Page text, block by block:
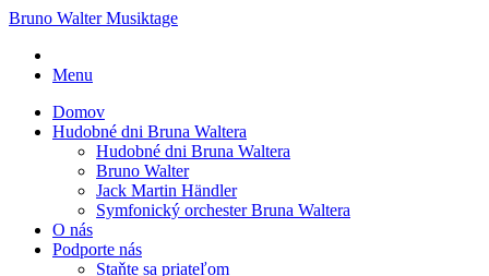
Bruno Walter Musiktage
Menu
Domov
Hudobné dni Bruna Waltera
Hudobné dni Bruna Waltera
Bruno Walter
Jack Martin Händler
Symfonický orchester Bruna Waltera
O nás
Podporte nás
Staňte sa priateľom